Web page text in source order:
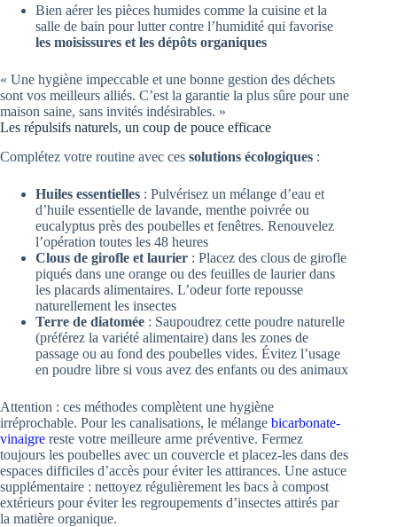
Bien aérer les pièces humides comme la cuisine et la
salle de bain pour lutter contre l’humidité qui favorise
les moisissures et les dépôts organiques
« Une hygiène impeccable et une bonne gestion des déchets
sont vos meilleurs alliés. C’est la garantie la plus sûre pour une
maison saine, sans invités indésirables. »
Les répulsifs naturels, un coup de pouce efficace
Complétez votre routine avec ces solutions écologiques :
Huiles essentielles : Pulvérisez un mélange d’eau et
d’huile essentielle de lavande, menthe poivrée ou
eucalyptus près des poubelles et fenêtres. Renouvelez
l’opération toutes les 48 heures
Clous de girofle et laurier : Placez des clous de girofle
piqués dans une orange ou des feuilles de laurier dans
les placards alimentaires. L’odeur forte repousse
naturellement les insectes
Terre de diatomée : Saupoudrez cette poudre naturelle
(préférez la variété alimentaire) dans les zones de
passage ou au fond des poubelles vides. Évitez l’usage
en poudre libre si vous avez des enfants ou des animaux
Attention : ces méthodes complètent une hygiène
irréprochable. Pour les canalisations, le mélange bicarbonate-
vinaigre reste votre meilleure arme préventive. Fermez
toujours les poubelles avec un couvercle et placez-les dans des
espaces difficiles d’accès pour éviter les attirances. Une astuce
supplémentaire : nettoyez régulièrement les bacs à compost
extérieurs pour éviter les regroupements d’insectes attirés par
la matière organique.